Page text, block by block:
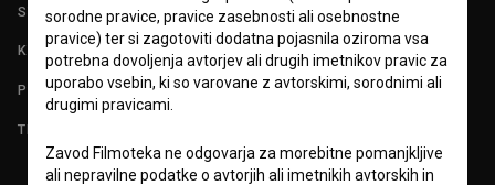
STATISTIKA
KONTAKT
POGOSTA VPRAŠANJA
TEST FUNKCIONALNOSTI
sorodne pravice, pravice zasebnosti ali osebnostne
pravice) ter si zagotoviti dodatna pojasnila oziroma vsa
potrebna dovoljenja avtorjev ali drugih imetnikov pravic za
uporabo vsebin, ki so varovane z avtorskimi, sorodnimi ali
drugimi pravicami.
Zavod Filmoteka ne odgovarja za morebitne pomanjkljive
ali nepravilne podatke o avtorjih ali imetnikih avtorskih in